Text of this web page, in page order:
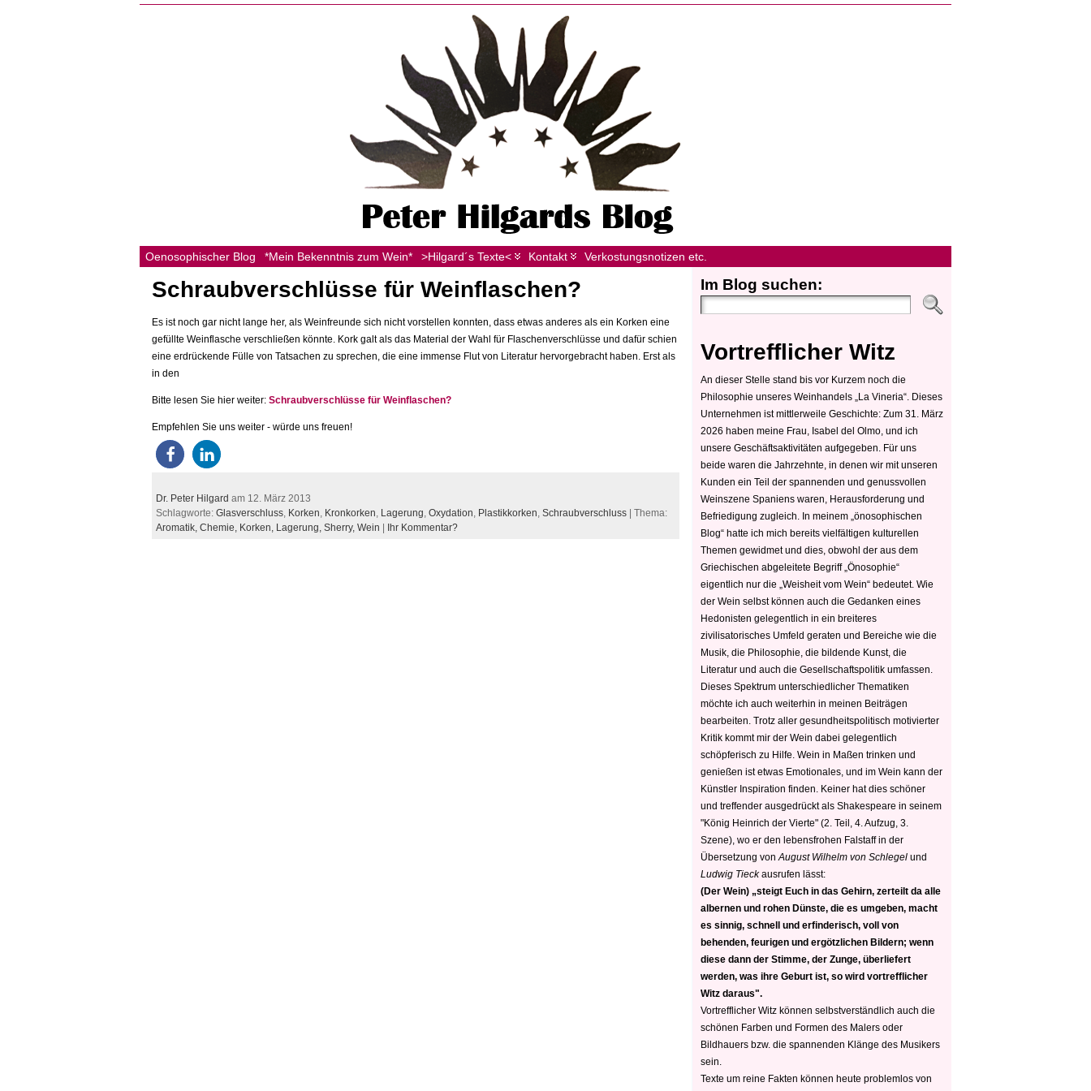
Oenosophischer Blog *Mein Bekenntnis zum Wein* >Hilgard´s Texte< Kontakt Verkostungsnotizen etc.
Schraubverschlüsse für Weinflaschen?
Es ist noch gar nicht lange her, als Weinfreunde sich nicht vorstellen konnten, dass etwas anderes als ein Korken eine
gefüllte Weinflasche verschließen könnte. Kork galt als das Material der Wahl für Flaschenverschlüsse und dafür schien
eine erdrückende Fülle von Tatsachen zu sprechen, die eine immense Flut von Literatur hervorgebracht haben. Erst als
in den
Bitte lesen Sie hier weiter: Schraubverschlüsse für Weinflaschen?
Empfehlen Sie uns weiter - würde uns freuen!
Dr. Peter Hilgard am 12. März 2013
Schlagworte: Glasverschluss, Korken, Kronkorken, Lagerung, Oxydation, Plastikkorken, Schraubverschluss | Thema:
Aromatik, Chemie, Korken, Lagerung, Sherry, Wein Ihr Kommentar?
Im Blog suchen:
Vortrefflicher Witz
An dieser Stelle stand bis vor Kurzem noch die
Philosophie unseres Weinhandels „La Vineria“. Dieses
Unternehmen ist mittlerweile Geschichte: Zum 31. März
2026 haben meine Frau, Isabel del Olmo, und ich
unsere Geschäftsaktivitäten aufgegeben. Für uns
beide waren die Jahrzehnte, in denen wir mit unseren
Kunden ein Teil der spannenden und genussvollen
Weinszene Spaniens waren, Herausforderung und
Befriedigung zugleich. In meinem „önosophischen
Blog“ hatte ich mich bereits vielfältigen kulturellen
Themen gewidmet und dies, obwohl der aus dem
Griechischen abgeleitete Begriff „Önosophie“
eigentlich nur die „Weisheit vom Wein“ bedeutet. Wie
der Wein selbst können auch die Gedanken eines
Hedonisten gelegentlich in ein breiteres
zivilisatorisches Umfeld geraten und Bereiche wie die
Musik, die Philosophie, die bildende Kunst, die
Literatur und auch die Gesellschaftspolitik umfassen.
Dieses Spektrum unterschiedlicher Thematiken
möchte ich auch weiterhin in meinen Beiträgen
bearbeiten. Trotz aller gesundheitspolitisch motivierter
Kritik kommt mir der Wein dabei gelegentlich
schöpferisch zu Hilfe. Wein in Maßen trinken und
genießen ist etwas Emotionales, und im Wein kann der
Künstler Inspiration finden. Keiner hat dies schöner
und treffender ausgedrückt als Shakespeare in seinem
"König Heinrich der Vierte" (2. Teil, 4. Aufzug, 3.
Szene), wo er den lebensfrohen Falstaff in der
Übersetzung von August Wilhelm von Schlegel und
Ludwig Tieckausrufen lässt:
(Der Wein) „steigt Euch in das Gehirn, zerteilt da alle
albernen und rohen Dünste, die es umgeben, macht
es sinnig, schnell und erfinderisch, voll von
behenden, feurigen und ergötzlichen Bildern; wenn
diese dann der Stimme, der Zunge, überliefert
werden, was ihre Geburt ist, so wird vortrefflicher
Witz daraus".
Vortrefflicher Witz können selbstverständlich auch die
schönen Farben und Formen des Malers oder
Bildhauers bzw. die spannenden Klänge des Musikers
sein.
Texte um reine Fakten können heute problemlos von